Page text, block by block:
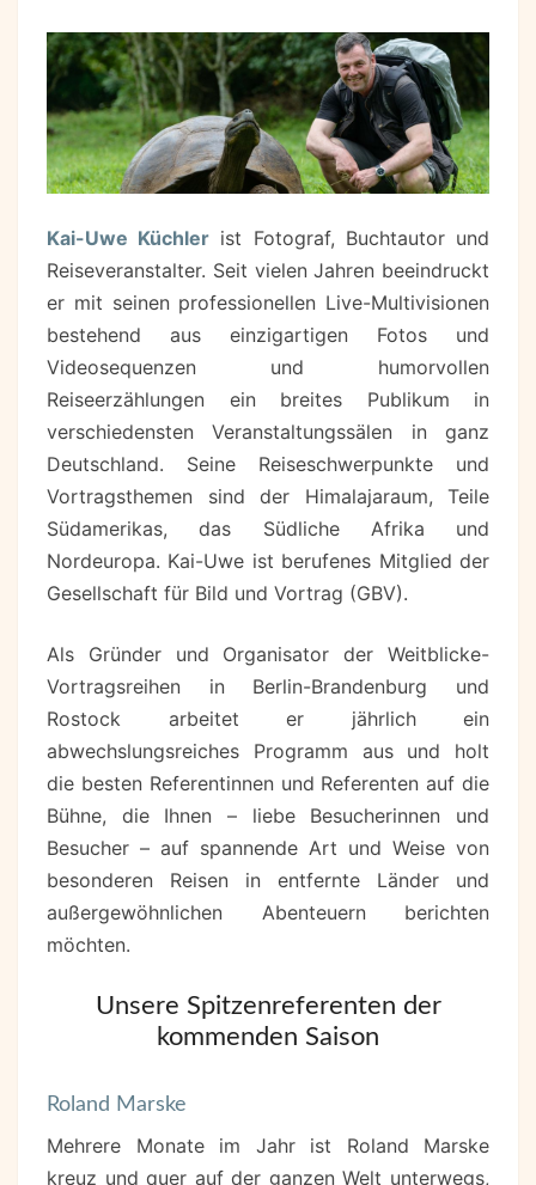
Kai-Uwe Küchler ist Fotograf, Buchtautor und
Reiseveranstalter. Seit vielen Jahren beeindruckt
er mit seinen professionellen Live-Multivisionen
bestehend aus einzigartigen Fotos und
Videosequenzen und humorvollen
Reiseerzählungen ein breites Publikum in
verschiedensten Veranstaltungssälen in ganz
Deutschland. Seine Reiseschwerpunkte und
Vortragsthemen sind der Himalajaraum, Teile
Südamerikas, das Südliche Afrika und
Nordeuropa. Kai-Uwe ist berufenes Mitglied der
Gesellschaft für Bild und Vortrag (GBV).
Als Gründer und Organisator der Weitblicke-
Vortragsreihen in Berlin-Brandenburg und
Rostock arbeitet er jährlich ein
abwechslungsreiches Programm aus und holt
die besten Referentinnen und Referenten auf die
Bühne, die Ihnen – liebe Besucherinnen und
Besucher – auf spannende Art und Weise von
besonderen Reisen in entfernte Länder und
außergewöhnlichen Abenteuern berichten
möchten.
Unsere Spitzenreferenten der
kommenden Saison
Roland Marske
Mehrere Monate im Jahr ist Roland Marske
kreuz und quer auf der ganzen Welt unterwegs,